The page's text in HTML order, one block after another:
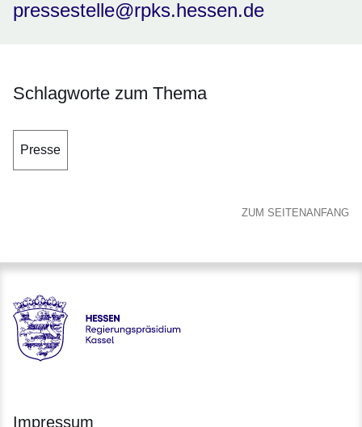
pressestelle@rpks.hessen.de
Schlagworte zum Thema
Presse
ZUM SEITENANFANG
Hessen - Regierungspräsidium Kassel
Impressum